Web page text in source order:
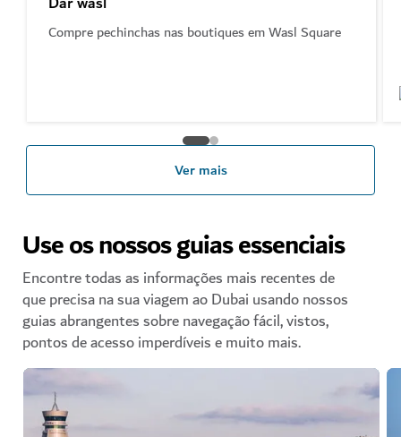
Compre pechinchas nas boutiques em Wasl Square
Ver mais
Use os nossos guias essenciais
Encontre todas as informações mais recentes de
que precisa na sua viagem ao Dubai usando nossos
guias abrangentes sobre navegação fácil, vistos,
pontos de acesso imperdíveis e muito mais.